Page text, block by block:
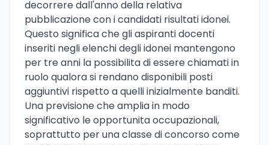
decorrere dall'anno della relativa
pubblicazione con i candidati risultati idonei.
Questo significa che gli aspiranti docenti
inseriti negli elenchi degli idonei mantengono
per tre anni la possibilita di essere chiamati in
ruolo qualora si rendano disponibili posti
aggiuntivi rispetto a quelli inizialmente banditi.
Una previsione che amplia in modo
significativo le opportunita occupazionali,
soprattutto per una classe di concorso come